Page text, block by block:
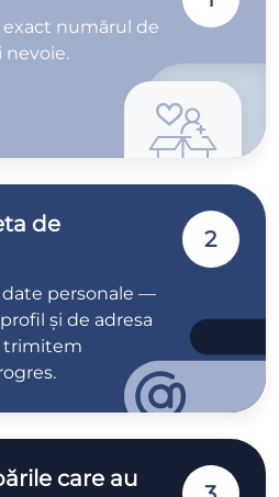
numărul de
nevoie.
de
personale —
și de adresa
trimitem
2
care au